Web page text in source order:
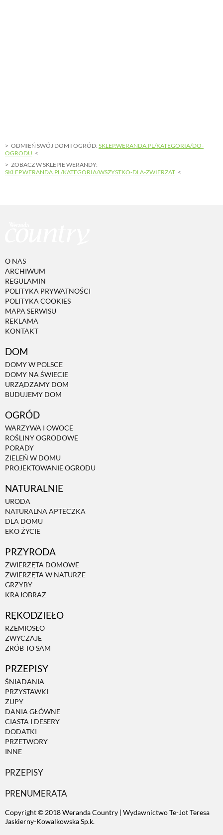
ODMIEŃ SWÓJ DOM I OGRÓD: SKLEP.WERANDA.PL/KATEGORIA/DO-
OGRODU
ZOBACZ W SKLEPIE WERANDY:
SKLEP.WERANDA.PL/KATEGORIA/WSZYSTKO-DLA-ZWIERZAT
O NAS
ARCHIWUM
REGULAMIN
POLITYKA PRYWATNOŚCI
POLITYKA COOKIES
MAPA SERWISU
REKLAMA
KONTAKT
DOM
DOMY W POLSCE
DOMY NA ŚWIECIE
URZĄDZAMY DOM
BUDUJEMY DOM
OGRÓD
WARZYWA I OWOCE
ROŚLINY OGRODOWE
PORADY
ZIELEŃ W DOMU
PROJEKTOWANIE OGRODU
NATURALNIE
URODA
NATURALNA APTECZKA
DLA DOMU
EKO ŻYCIE
PRZYRODA
ZWIERZĘTA DOMOWE
ZWIERZĘTA W NATURZE
GRZYBY
KRAJOBRAZ
RĘKODZIEŁO
RZEMIOSŁO
ZWYCZAJE
ZRÓB TO SAM
PRZEPISY
ŚNIADANIA
PRZYSTAWKI
ZUPY
DANIA GŁÓWNE
CIASTA I DESERY
DODATKI
PRZETWORY
INNE
PRZEPISY
PRENUMERATA
Copyright © 2018 Weranda Country | Wydawnictwo Te-Jot Teresa
Jaskierny-Kowalkowska Sp.k.